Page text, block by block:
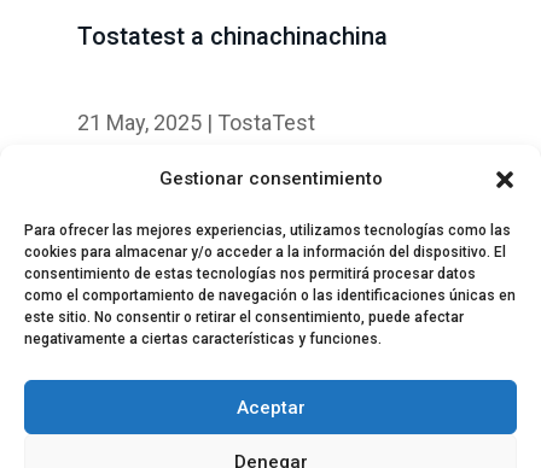
Gestionar consentimiento
Para ofrecer las mejores experiencias, utilizamos tecnologías como las
cookies para almacenar y/o acceder a la información del dispositivo. El
consentimiento de estas tecnologías nos permitirá procesar datos
como el comportamiento de navegación o las identificaciones únicas en
este sitio. No consentir o retirar el consentimiento, puede afectar
negativamente a ciertas características y funciones.
Aceptar
Denegar
Tostatest a chinachinachina
21 May, 2025| TostaTest
Equipo EPDLT Contacto